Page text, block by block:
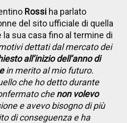
Rossi ha parlato
del sito ufficiale di quella
sua casa fino al termine di
dettati dal mercato dei
all’inizio dell’anno di
in merito al mio futuro.
che ho detto durante
chenon volevo
e avevo bisogno di più
di conseguenza e ha